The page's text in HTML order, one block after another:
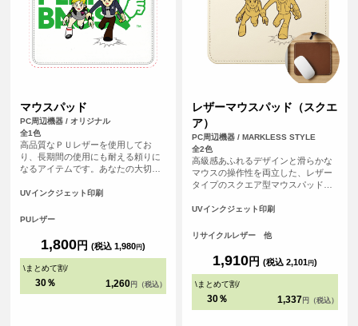
マウスパッド
PC周辺機器 / オリジナル
全1色
高品質なＰＵレザーを使用してお
り、長期間の使用にも耐える頼りに
なるアイテムです。あなたの大切な
することで、パソコン周りが一気に
UVインクジェット印刷
PUレザー
1,800円 (税込 1,980円)
\まとめて割/
30％ 1,260 円（税込）
レザーマウスパッド（スクエ
ア）
PC周辺機器 / MARKLESS STYLE
全2色
高級感あふれるデザインと滑らかな
マウスの操作性を両立した、レザー
タイプのスクエア型マウスパッドで
革くずを繊維状に加工し、樹脂と混
ルレザー素材を使用しています。
念品としてもおすすめのアイテムで
UVインクジェット印刷
リサイクルレザー 他
1,910円 (税込 2,101円)
\まとめて割/
30％ 1,337 円（税込）